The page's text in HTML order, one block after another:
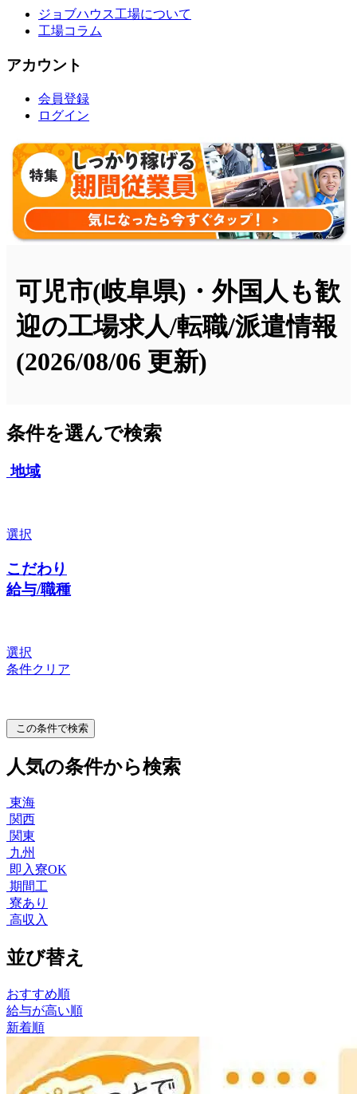
ジョブハウス工場について
工場コラム
アカウント
会員登録
ログイン
可児市(岐阜県)・外国人も歓
迎の工場求人/転職/派遣情報
(2026/08/06 更新)
条件を選んで検索
地域
選択
こだわり
給与/職種
選択
条件クリア
この条件で検索
人気の条件から検索
東海
関西
関東
九州
即入寮OK
期間工
寮あり
高収入
並び替え
おすすめ順
給与が高い順
新着順